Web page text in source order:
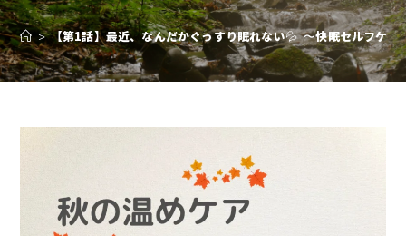
> 【第1話】最近、なんだかぐっすり眠れない💦 〜快眠セルフケ